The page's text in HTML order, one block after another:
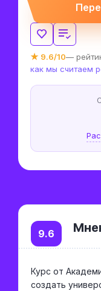
★ 9.6/10—
как мы считаем
9.6
Курс от
создать